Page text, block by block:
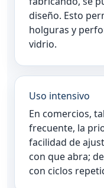
diseño. Esto
holguras y
vidrio.
Uso intensivo
En comercios,
frecuente, la
facilidad de
con que abra;
con ciclos